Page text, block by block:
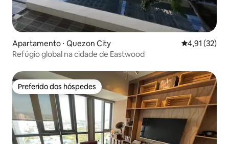
Apartamento ⋅ Quezon City 4,91 de uma
4,91 (32)
Refúgio global na cidade de Eastwood
Preferido dos hóspedes
Preferido dos hóspedes